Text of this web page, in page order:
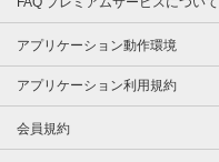
アプリケーション動作環境
アプリケーション利用規約
会員規約